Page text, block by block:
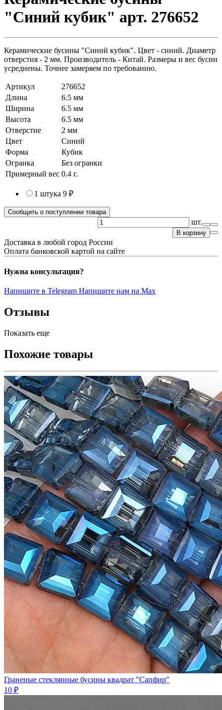
"Синий кубик" арт. 276652
Керамические бусины "Синий кубик". Цвет - синий. Диаметр
отверстия - 2 мм. Производитель - Китай. Размеры и вес бусин
усреднены. Точнее замеряем по требованию.
Артикул
276652
Длина
6.5 мм
Ширина
6.5 мм
Высота
6.5 мм
Отверстие
2 мм
Цвет
Синий
Форма
Кубик
Огранка
Без огранки
Примерный вес 0.4 г.
1 штука 9 ₽
Сообщить о поступлении товара
шт.
В корзину
Доставка в любой город России
Оплата банковской картой на сайте
Нужна консультация?
Напишите в Telegram Напишите нам на Max
Отзывы
Показать еще
Похожие товары
Граненые стеклянные бусины квадрат "Сапфир"
10 ₽